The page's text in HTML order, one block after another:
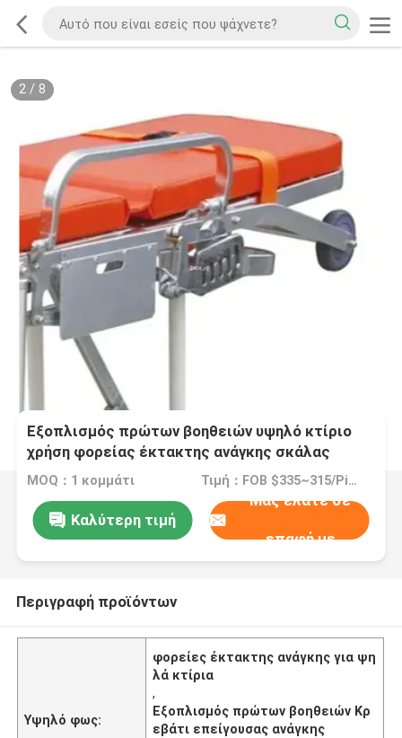
2/ 8
Εξοπλισμός πρώτων βοηθειών υψηλό κτίριο
χρήση φορείας έκτακτης ανάγκης σκάλας
MOQ：1 κομμάτι Τιμή：FOB $335~315/Piece
Καλύτερη τιμή
Μας ελάτε σε
επαφή με
Περιγραφή προϊόντων
Υψηλό φως:
φορείες έκτακτης ανάγκης για ψη
λά κτίρια
,
Εξοπλισμός πρώτων βοηθειών Κρ
εβάτι επείγουσας ανάγκης